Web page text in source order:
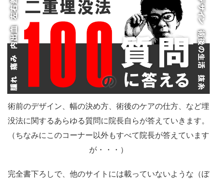
術前のデザイン、幅の決め方、術後のケアの仕方、など埋
没法に関するあらゆる質問に院長自らが答えていきます。
（ちなみにこのコーナー以外もすべて院長が答えています
が・・・）
完全書下ろしで、他のサイトには載っていないような（ぼ